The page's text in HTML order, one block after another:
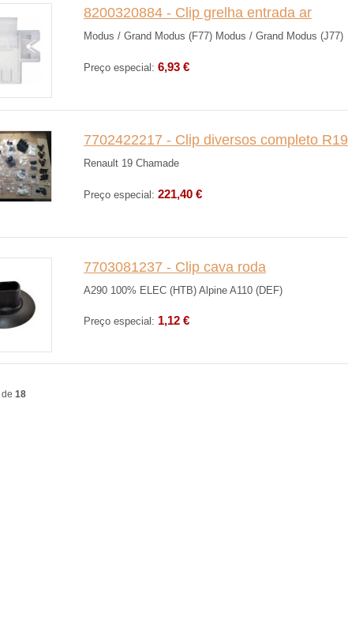
8200320884 - Clip grelha entrada ar
Modus / Grand Modus (F77) Modus / Grand Modus (J77)
Preço especial: 6,93 €
7702422217 - Clip diversos completo R19
Renault 19 Chamade
Preço especial: 221,40 €
7703081237 - Clip cava roda
A290 100% ELEC (HTB) Alpine A110 (DEF)
Preço especial: 1,12 €
de 18